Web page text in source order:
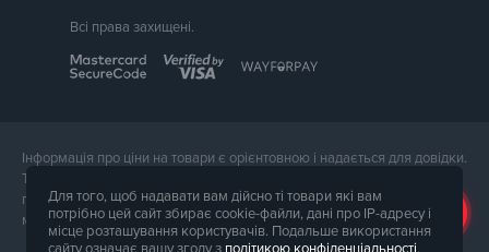
Всі права захищені.
Інформація про ціни на товари є орієнтовною і надається для довідки.
Точна вартість товару буде названа менеджером магазину при
підтвердження замовлення. Зовнішній вигляд і комплектація товару
може відрізнятися від його фотографії.
Для того, щоб надавати вам дійсно ті товари які вам
потрібно цей сайт збирає cookie-файли, дані про IP-адресу і
місце розташування користувачів. Подальше використання